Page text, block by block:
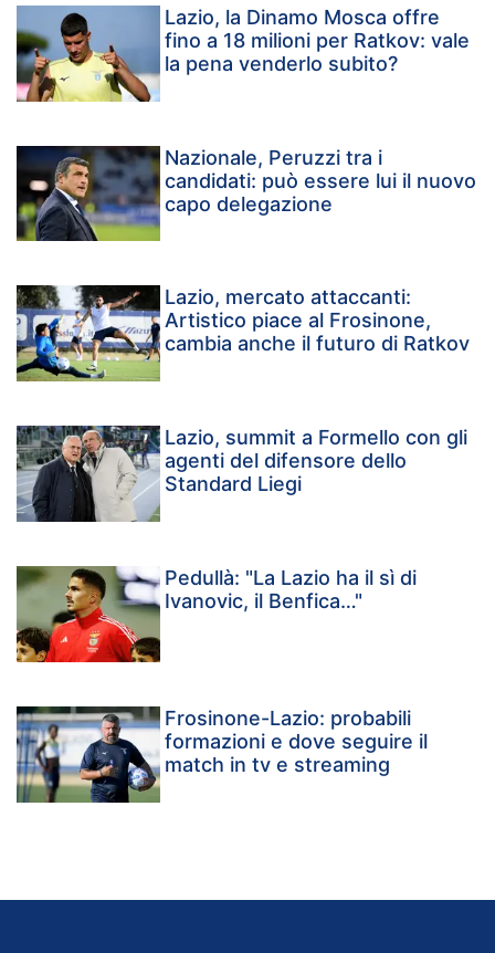
Lazio, la Dinamo Mosca offre
fino a 18 milioni per Ratkov: vale
la pena venderlo subito?
Nazionale, Peruzzi tra i
candidati: può essere lui il nuovo
capo delegazione
Lazio, mercato attaccanti:
Artistico piace al Frosinone,
cambia anche il futuro di Ratkov
Lazio, summit a Formello con gli
agenti del difensore dello
Standard Liegi
Pedullà: "La Lazio ha il sì di
Ivanovic, il Benfica…"
Frosinone-Lazio: probabili
formazioni e dove seguire il
match in tv e streaming